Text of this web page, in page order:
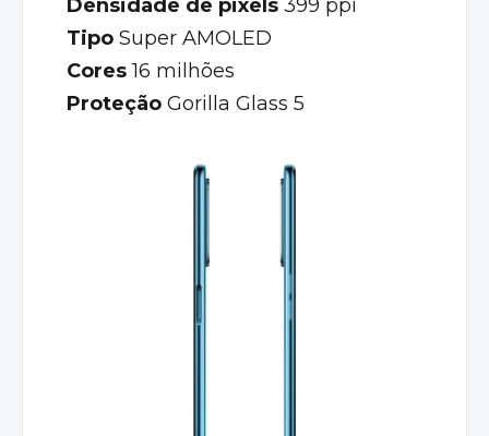
Densidade de pixels 399 ppi
Tipo Super AMOLED
Cores16 milhões
Proteção Gorilla Glass 5